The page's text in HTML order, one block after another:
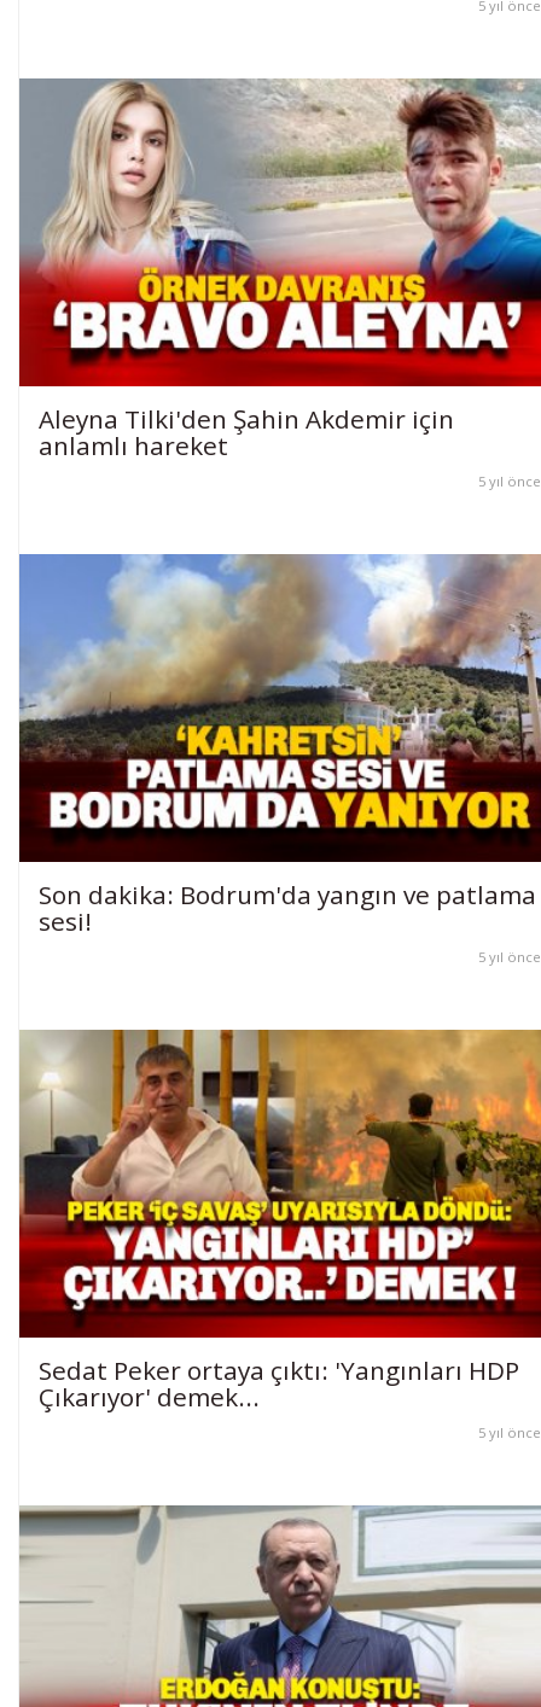
5 yıl önce
Aleyna Tilki'den Şahin Akdemir için
anlamlı hareket
5 yıl önce
Son dakika: Bodrum'da yangın ve patlama
sesi!
5 yıl önce
Sedat Peker ortaya çıktı: 'Yangınları HDP
Çıkarıyor' demek...
5 yıl önce